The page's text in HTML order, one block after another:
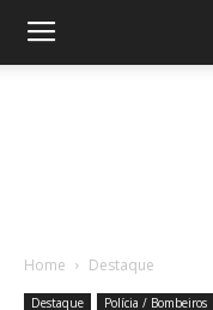
Home Destaque
Destaque Polícia / Bombeiros